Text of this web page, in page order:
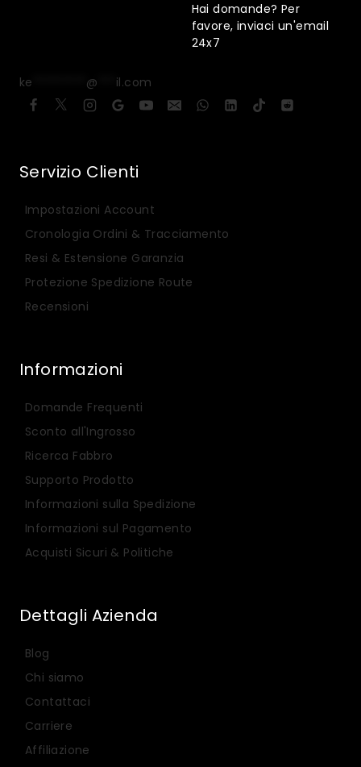
Hai domande? Per
favore, inviaci un'email
24x7
ke @ il.com
Servizio Clienti
Impostazioni Account
Cronologia Ordini & Tracciamento
Resi & Estensione Garanzia
Protezione Spedizione Route
Recensioni
Informazioni
Domande Frequenti
Sconto all'Ingrosso
Ricerca Fabbro
Supporto Prodotto
Informazioni sulla Spedizione
Informazioni sul Pagamento
Acquisti Sicuri & Politiche
Dettagli Azienda
Blog
Chi siamo
Contattaci
Carriere
Affiliazione